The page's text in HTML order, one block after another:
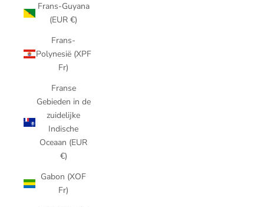
Frans-Guyana
(EUR €)
Frans-
Polynesië (XPF
Fr)
Franse
Gebieden in de
zuidelijke
Indische
Oceaan (EUR
€)
Gabon (XOF
Fr)